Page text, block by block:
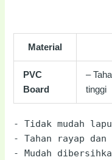
Material
PVC
Board
–
tinggi
-
Tidak mudah
-
Tahan rayap
-
Mudah